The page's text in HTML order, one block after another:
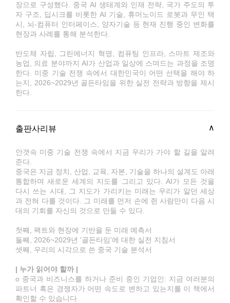
장으로 구성했다. 중국 AI 생태계와 인재 전략, 국가 주도의 투
자 구조, 딥시크를 비롯한 AI 기술, 휴머노이드 로봇과 무인 택
시, 뇌-컴퓨터 인터페이스, 양자기술 등 현재 진행 중인 변화를
현장과 사례를 통해 분석한다.
반도체 자립, 그린에너지 혁명, 컴퓨팅 인프라, 스마트 제조와
농업, 의료 분야까지 AI가 산업과 일상에 스며드는 과정을 조명
한다. 미중 기술 전쟁 속에서 대한민국이 어떤 선택을 해야 하
는지, 2026~2029년 골든타임을 위한 실전 전략과 방향을 제시
한다.
출판사리뷰
안갯속 미중 기술 전쟁 속에서 지금 우리가 가야 할 길을 알려
준다.
중국은 지금 정치, 산업, 교육, 자본, 기술을 하나의 설계도 아래
통합하며 새로운 세계의 지도를 그리고 있다. AI가 모든 것을
다시 쓰는 시대, 그 지도가 가리키는 미래는 우리가 알던 세상
과 전혀 다를 것이다. 그 미래를 먼저 손에 쥔 사람만이 다음 시
대의 기회를 자신의 것으로 만들 수 있다.
첫째, 팩트와 현장에 기반을 둔 미래 예측서
둘째, 2026~2029년 '골든타임'에 대한 실전 지침서
셋째, 우리의 시각으로 쓴 중국 기술 분석서
| 누가 읽어야 할까 |
o 중국과 비즈니스를 하거나 준비 중인 기업인: 지금 여러분의
파트너 혹은 경쟁자가 어떤 속도로 변하고 있는지를 이 책에서
확인할 수 있습니다.